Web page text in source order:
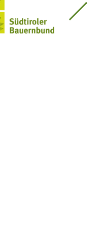
Südtiroler Bauernbund